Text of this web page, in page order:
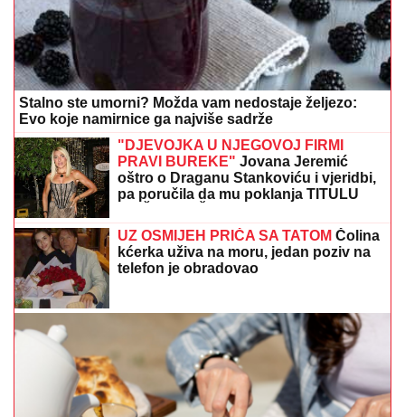
Stalno ste umorni? Možda vam nedostaje željezo:
Evo koje namirnice ga najviše sadrže
"DJEVOJKA U NJEGOVOJ FIRMI
PRAVI BUREKE"Jovana Jeremić
oštro o Draganu Stankoviću i vjeridbi,
pa poručila da mu poklanja TITULU
BIVŠEG DEČKA JJ
UZ OSMIJEH PRIČA SA TATOMČolina
kćerka uživa na moru, jedan poziv na
telefon je obradovao